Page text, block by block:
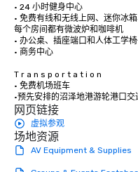
• 24 小时健身中心
• 免费有线和无线上网、迷你冰箱
每个房间都有微波炉和咖啡机
• 办公桌、插座端口和人体工学
• 商务中心
T r a n s p o r t a t i o n
• 免费机场班车
•预先安排的沼泽地港游轮港口
网页链接
虚拟参观
场地资源
AV Equipment & Supplies